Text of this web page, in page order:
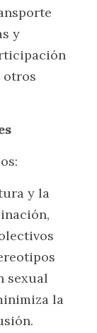
y
otros
y la
sexual
la